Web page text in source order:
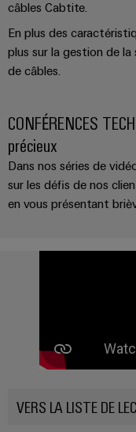
câbles Cabtite.
En plus des
plus sur la gestion de
de câbles.
CONFÉRENCES
précieux
Dans nos séries de
sur les défis de nos
en vous présentant
VERS LA LISTE DE